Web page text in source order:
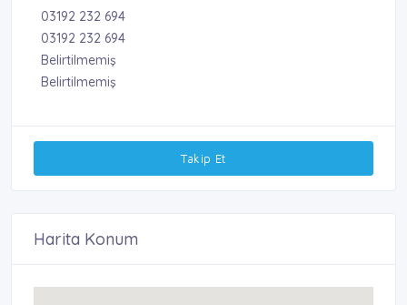
03192 232 694
03192 232 694
Belirtilmemiş
Belirtilmemiş
Takip Et
Harita Konum